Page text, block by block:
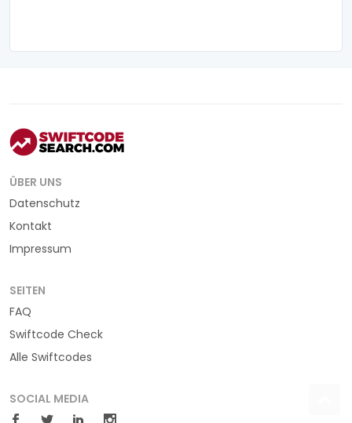
ÜBER UNS
Datenschutz
Kontakt
Impressum
SEITEN
FAQ
Swiftcode Check
Alle Swiftcodes
SOCIAL MEDIA